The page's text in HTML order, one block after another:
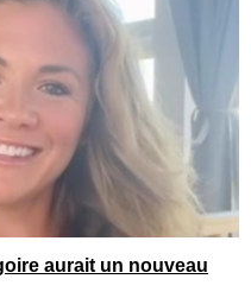
aurait un nouveau